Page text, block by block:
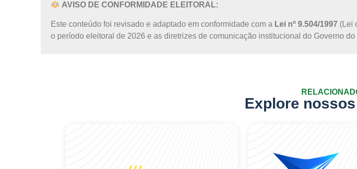
AVISO DE CONFORMIDADE ELEITORAL:
Este conteúdo foi revisado e adaptado em conformidade com a Lei nº 9.504/1997 (Lei
o período eleitoral de 2026 e as diretrizes de comunicação institucional do Governo
Explore